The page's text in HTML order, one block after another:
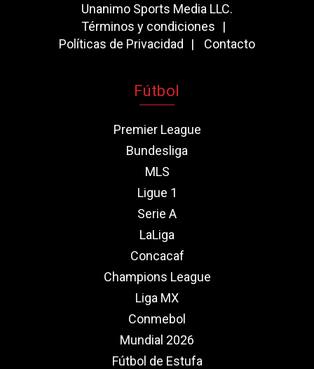
Unanimo Sports Media LLC.
Términos y condiciones
Políticas de Privacidad
Contacto
Fútbol
Premier League
Bundesliga
MLS
Ligue 1
Serie A
LaLiga
Concacaf
Champions League
Liga MX
Conmebol
Mundial 2026
Fútbol de Estufa